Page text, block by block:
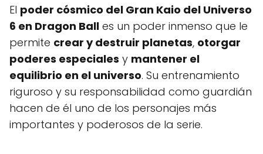
El poder cósmico del Gran Kaio del Universo
6 en Dragon Ball es un poder inmenso que le
permite crear y destruir planetas, otorgar
poderes especiales y mantener el
equilibrio en el universo. Su entrenamiento
riguroso y su responsabilidad como guardián
hacen de él uno de los personajes más
importantes y poderosos de la serie.